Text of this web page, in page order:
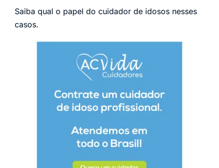
Saiba qual o papel do cuidador de idosos nesses
casos.